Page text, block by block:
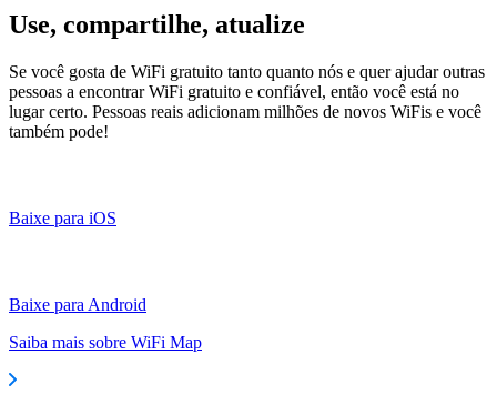
Use, compartilhe, atualize
Se você gosta de WiFi gratuito tanto quanto nós e quer ajudar outras
pessoas a encontrar WiFi gratuito e confiável, então você está no
lugar certo. Pessoas reais adicionam milhões de novos WiFis e você
também pode!
Baixe para iOS
Baixe para Android
Saiba mais sobre WiFi Map